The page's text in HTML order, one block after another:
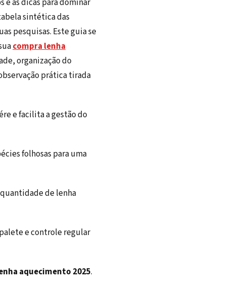
sintética das
pesquisas. Este guia se
compra lenha
organização do
prática tirada
e facilita a gestão do
folhosas para uma
de lenha
e controle regular
aquecimento 2025.